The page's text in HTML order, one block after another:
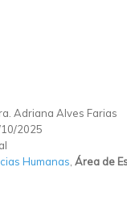
Adriana Alves Farias
2025
Humanas Área de